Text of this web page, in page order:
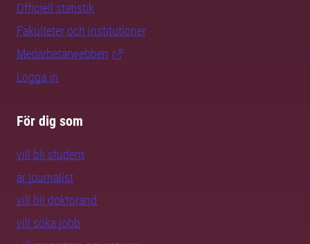
Officiell statistik
Fakulteter och institutioner
Medarbetarwebben
Logga in
För dig som
vill bli student
är journalist
vill bli doktorand
vill söka jobb